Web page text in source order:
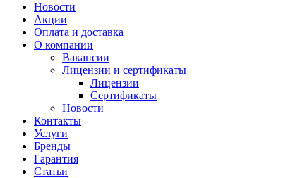
Новости
Акции
Оплата и доставка
О компании
Вакансии
Лицензии и сертификаты
Лицензии
Сертификаты
Новости
Контакты
Услуги
Бренды
Гарантия
Статьи